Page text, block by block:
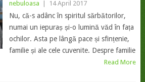
nebuloasa 14 April 2017
Nu, că-s adânc în spiritul sărbătorilor,
numai un iepuraș și-o lumină văd în fața
ochilor. Asta pe lângă pace și sfințenie,
familie și ale cele cuvenite. Despre familie
Read More